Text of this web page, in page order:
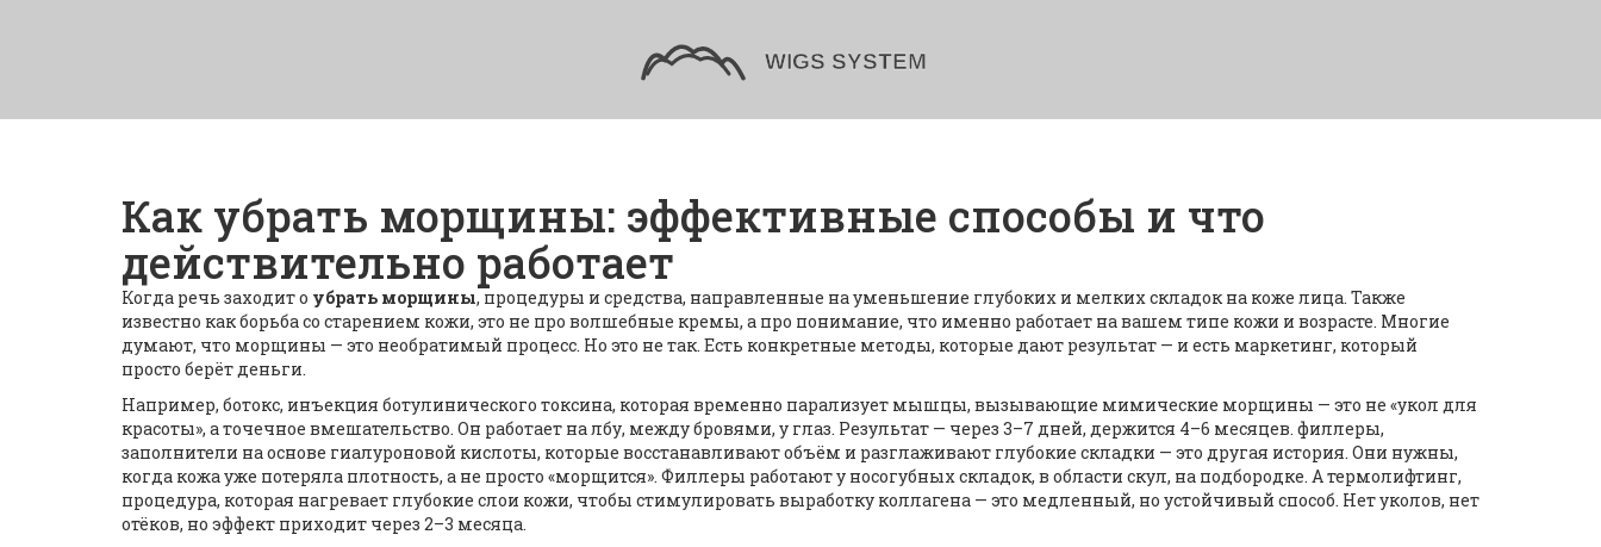
Как убрать морщины: эффективные способы и что
действительно работает
Когда речь заходит о убрать морщины, процедуры и средства, направленные на уменьшение глубоких и мелких складок на коже лица. Также
известно какборьба со старением кожи, это не про волшебные кремы, а про понимание, что именно работает на вашем типе кожи и возрасте. Многие
думают, что морщины — это необратимый процесс. Но это не так. Есть конкретные методы, которые дают результат — и есть маркетинг, который
просто берёт деньги.
Например, ботокс, инъекция ботулинического токсина, которая временно парализует мышцы, вызывающие мимические морщины — это не «укол для
красоты», а точечное вмешательство. Он работает на лбу, между бровями, у глаз. Результат — через 3–7 дней, держится 4–6 месяцев. филлеры,
заполнители на основе гиалуроновой кислоты, которые восстанавливают объём и разглаживают глубокие складки — это другая история. Они нужны,
когда кожа уже потеряла плотность, а не просто «морщится». Филлеры работают у носогубных складок, в области скул, на подбородке. Атермолифтинг,
процедура, которая нагревает глубокие слои кожи, чтобы стимулировать выработку коллагена — это медленный, но устойчивый способ. Нет уколов, нет
отёков, но эффект приходит через 2–3 месяца.